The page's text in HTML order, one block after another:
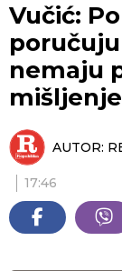
Vučić:
nemaju
mišljenje
AUTOR:
17:46